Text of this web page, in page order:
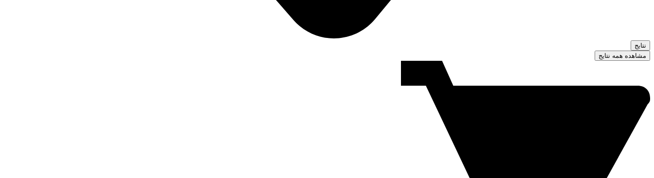
نتایج
مشاهده همه نتایج